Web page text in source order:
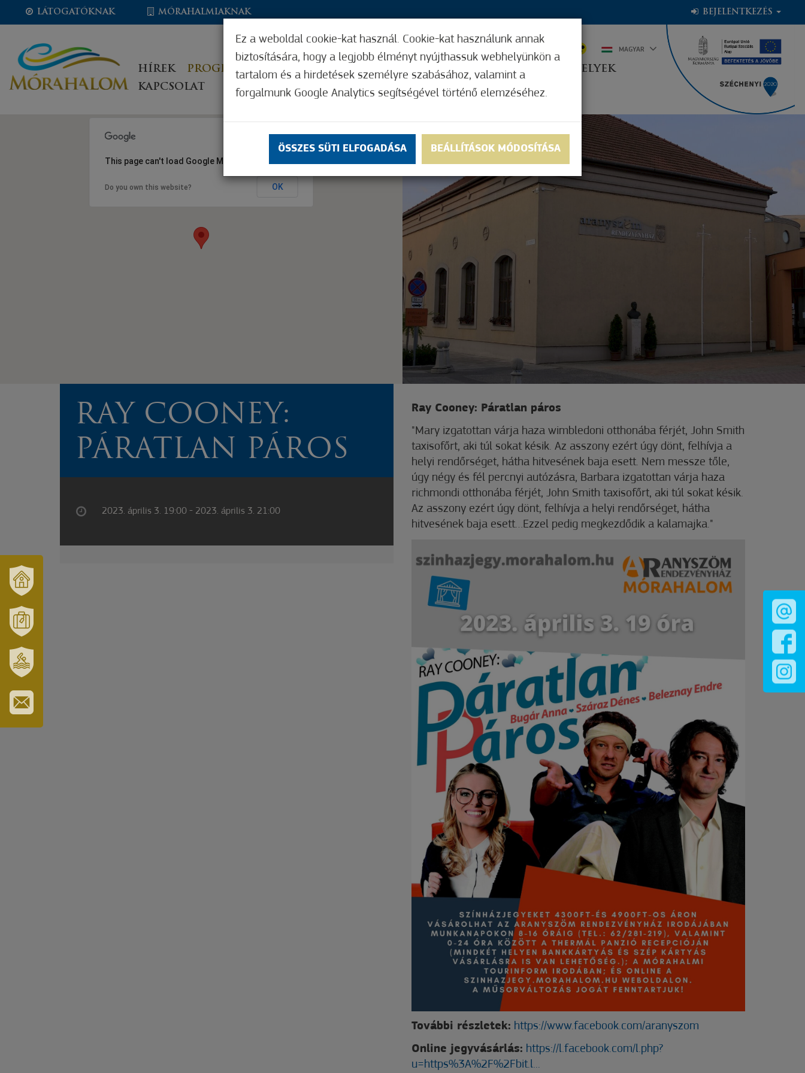
ÉS
TÉRSÉGÜNK
TURISZTIKA
ERZSÉBET
GYÓGYFÜRDŐ
IRATKOZZON
LÁTOGATÓKNAK MÓRAHALMIAKNAK BEJELENTKEZÉS
HÍREK PROGRAMOK ÍGY MŰKÖDIK HASZNOS FUNKCIÓK
ELFOGADÓHELYEK
KAPCSOLAT
MAGYAR
This page can't load Google Maps correctly.
Do you own this website? OK
Nem értékelt
RAY COONEY:
PÁRATLAN PÁROS
2023. április 3. 19:00 - 2023. április 3. 21:00
Ray Cooney: Páratlan páros
"Mary izgatottan várja haza wimbledoni otthonába férjét, John Smith
taxisofőrt, aki túl sokat késik. Az asszony ezért úgy dönt, felhívja a
helyi rendőrséget, hátha hitvesének baja esett. Nem messze tőle,
úgy négy és fél percnyi autózásra, Barbara izgatottan várja haza
richmondi otthonába férjét, John Smith taxisofőrt, aki túl sokat késik.
Az asszony ezért úgy dönt, felhívja a helyi rendőrséget, hátha
hitvesének baja esett…Ezzel pedig megkezdődik a kalamajka."
További részletek: https://www.facebook.com/aranyszom
Online jegyvásárlás: https://l.facebook.com/l.php?
u=https%3A%2F%2Fbit.l...
Ez a weboldal cookie-kat használ. Cookie-kat használunk annak
biztosítására, hogy a legjobb élményt nyújthassuk webhelyünkön a
tartalom és a hirdetések személyre szabásához, valamint a
forgalmunk Google Analytics segítségével történő elemzéséhez.
ÖSSZES SÜTI ELFOGADÁSA BEÁLLÍTÁSOK MÓDOSÍTÁSA